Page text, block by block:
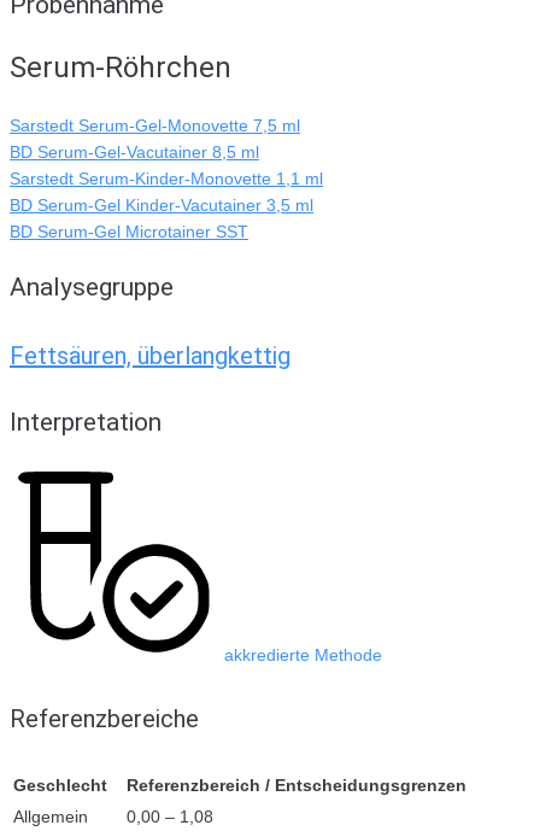
Serum-Röhrchen
Sarstedt Serum-Gel-Monovette 7,5 ml
BD Serum-Gel-Vacutainer 8,5 ml
Sarstedt Serum-Kinder-Monovette 1,1 ml
BD Serum-Gel Kinder-Vacutainer 3,5 ml
BD Serum-Gel Microtainer SST
Analysegruppe
Fettsäuren, überlangkettig
Interpretation
akkredierte Methode
Referenzbereiche
Geschlecht Referenzbereich / Entscheidungsgrenzen
Allgemein
0,00 – 1,08